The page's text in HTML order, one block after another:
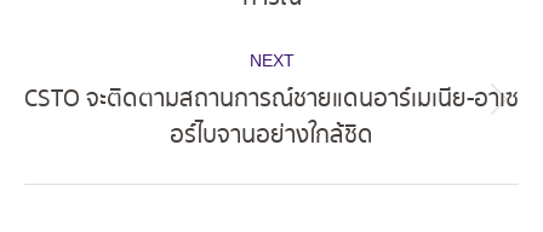
post:
NEXT
Next
post:
CSTO จะติดตามสถานการณ์ชายแดนอาร์เมเนีย-อาเซ
อร์ไบจานอย่างใกล้ชิด